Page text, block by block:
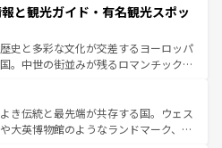
風土や気候が異なるスペインはその個
してほしい。
まっている。華麗な宮殿、歴史的な大
、そして豊かな自然が、訪れる者を心
、フランスは美食の国としても知ら
ユネスコ無形文化遺産にも登録されて
畑など、多彩な楽しみ方が可能だ。さ
域にも魅力が溢れており、どの街角に
が息づいている。パリ以外の個性あふ
と観光ガイド・有名観光スポッ
史と多彩な文化が交差するヨーロッパ
。中世の街並みが残るロマンチック街
どこを歩いても飽きることがない。ベ
、バイエルン州のアルプスの絶景、そ
ワイン畑といった風景は必見。ビール
き伝統と最先端が共存する国。ウェス
大英博物館のようなランドマーク、歴